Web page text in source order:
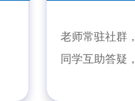
老师常驻社群
同学互助答疑